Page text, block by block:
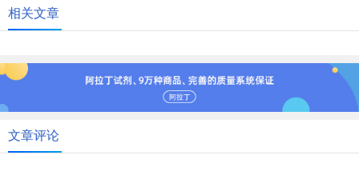
相关文章
文章评论